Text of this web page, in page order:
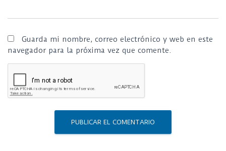
Guarda mi nombre, correo electrónico y web en este
navegador para la próxima vez que comente.